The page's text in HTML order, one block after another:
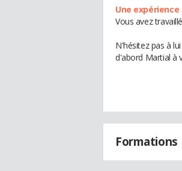
Une expérience
Vous avez
N'hésitez pas à
d'abord Martial à
Formations